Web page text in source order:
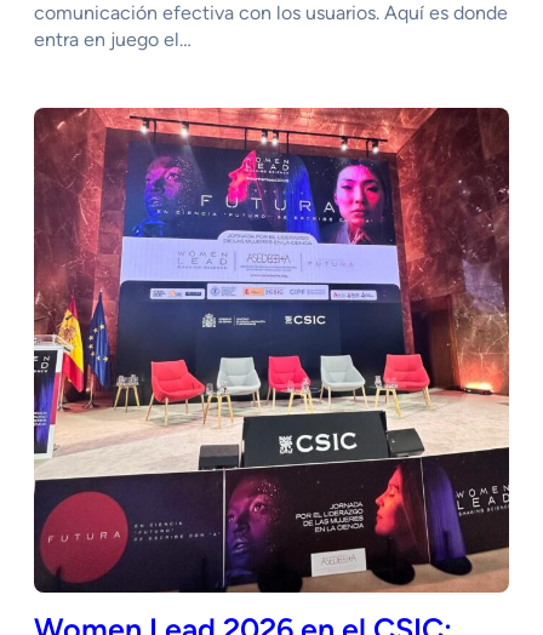
comunicación efectiva con los usuarios. Aquí es donde
entra en juego el…